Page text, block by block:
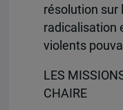
résolution sur
radicalisation
violents
LES
CHAIRE